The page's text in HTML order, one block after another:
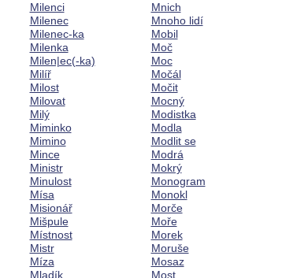
Milenci
Milenec
Milenec-ka
Milenka
Milen|ec(-ka)
Milíř
Milost
Milovat
Milý
Miminko
Mimino
Mince
Ministr
Minulost
Mísa
Misionář
Mišpule
Místnost
Mistr
Míza
Mladík
Mnich
Mnoho lidí
Mobil
Moč
Moc
Močál
Močit
Mocný
Modistka
Modla
Modlit se
Modrá
Mokrý
Monogram
Monokl
Morče
Moře
Morek
Moruše
Mosaz
Most